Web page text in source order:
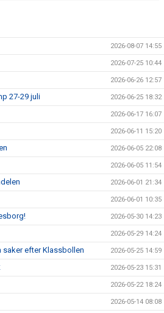
2026-08-07 14:55
2026-07-25 10:44
2026-06-26 12:57
27-29 juli 2026-06-25 18:32
2026-06-17 16:07
2026-06-11 15:20
2026-06-05 22:08
2026-06-05 11:54
2026-06-01 21:34
2026-06-01 10:35
2026-05-30 14:23
2026-05-29 14:24
efter Klassbollen 2026-05-25 14:59
2026-05-23 15:31
2026-05-22 18:24
2026-05-14 08:08